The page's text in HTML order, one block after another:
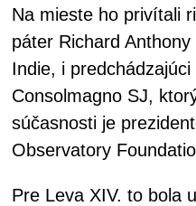
Na mieste ho privítali
páter Richard Anthony
Indie, i
Consolmagno SJ,
súčasnosti je
Observatory
Pre Leva XIV. to bola